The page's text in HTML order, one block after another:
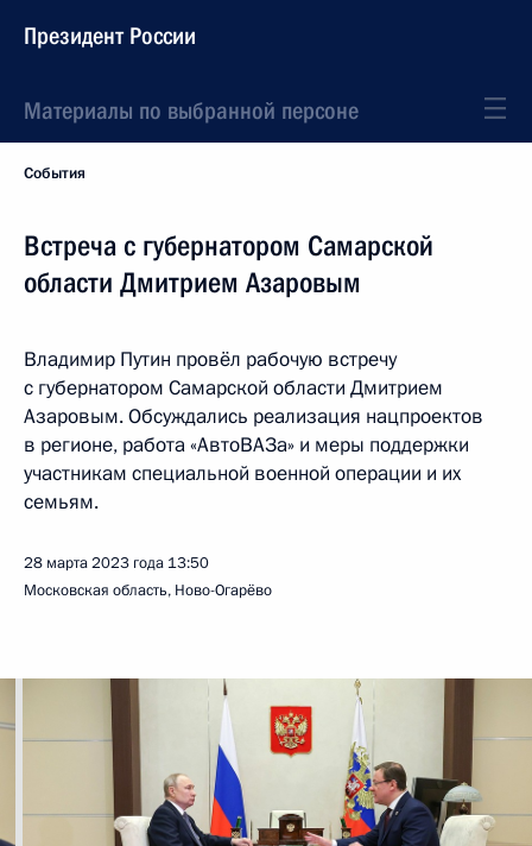
Президент России
Материалы по выбранной персоне
События
Встреча с губернатором Самарской
области Дмитрием Азаровым
Владимир Путин провёл рабочую встречу
с губернатором Самарской области Дмитрием
Азаровым. Обсуждались реализация нацпроектов
в регионе, работа «АвтоВАЗа» и меры поддержки
участникам специальной военной операции и их
семьям.
28 марта 2023 года 13:50
Московская область, Ново-Огарёво